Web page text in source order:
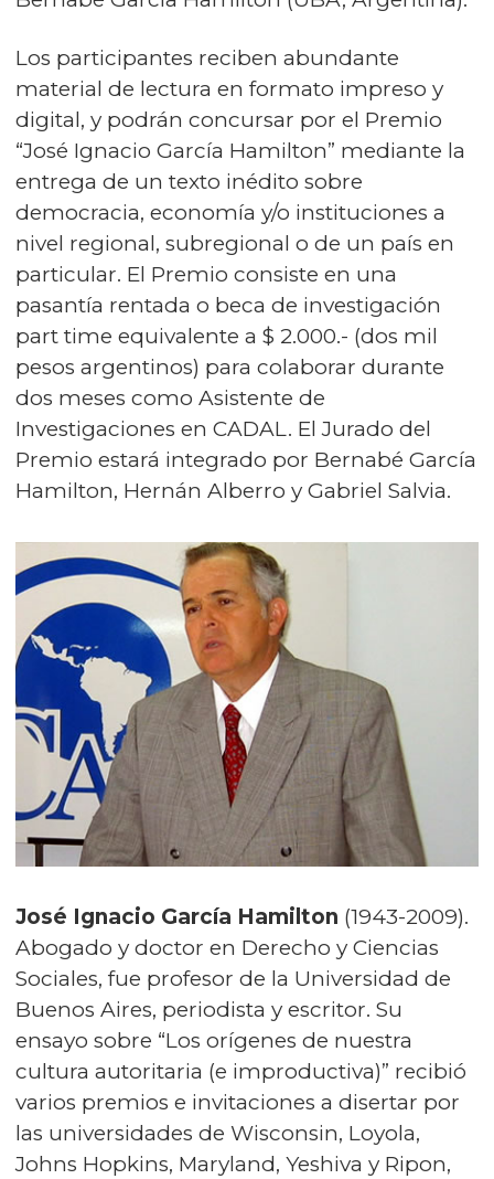
Los participantes reciben abundante
material de lectura en formato impreso y
digital, y podrán concursar por el Premio
“José Ignacio García Hamilton” mediante la
entrega de un texto inédito sobre
democracia, economía y/o instituciones a
nivel regional, subregional o de un país en
particular. El Premio consiste en una
pasantía rentada o beca de investigación
part time equivalente a $ 2.000.- (dos mil
pesos argentinos) para colaborar durante
dos meses como Asistente de
Investigaciones en CADAL. El Jurado del
Premio estará integrado por Bernabé García
Hamilton, Hernán Alberro y Gabriel Salvia.
José Ignacio García Hamilton (1943-2009).
Abogado y doctor en Derecho y Ciencias
Sociales, fue profesor de la Universidad de
Buenos Aires, periodista y escritor. Su
ensayo sobre “Los orígenes de nuestra
cultura autoritaria (e improductiva)” recibió
varios premios e invitaciones a disertar por
las universidades de Wisconsin, Loyola,
Johns Hopkins, Maryland, Yeshiva y Ripon,